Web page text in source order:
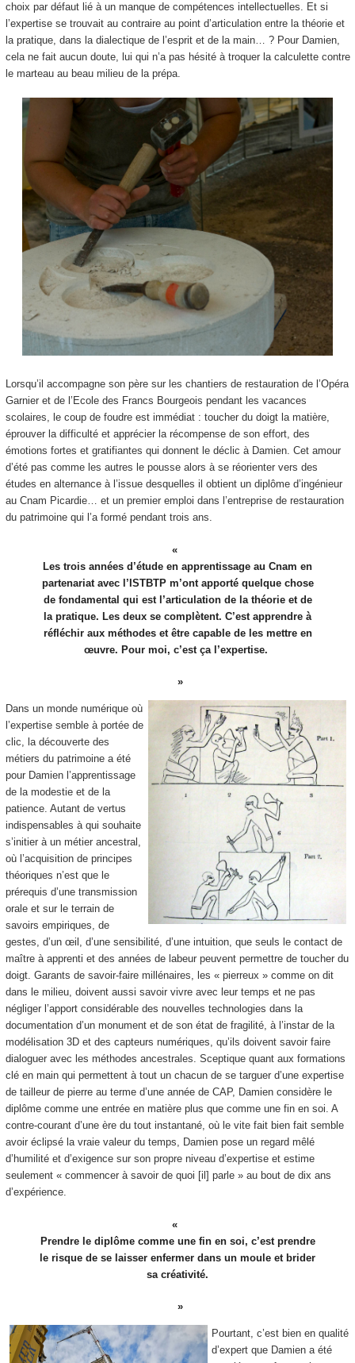
choix par défaut lié à un manque de compétences intellectuelles. Et si
l’expertise se trouvait au contraire au point d’articulation entre la théorie et
la pratique, dans la dialectique de l’esprit et de la main… ? Pour Damien,
cela ne fait aucun doute, lui qui n’a pas hésité à troquer la calculette contre
le marteau au beau milieu de la prépa.
Lorsqu’il accompagne son père sur les chantiers de restauration de l’Opéra
Garnier et de l’Ecole des Francs Bourgeois pendant les vacances
scolaires, le coup de foudre est immédiat : toucher du doigt la matière,
éprouver la difficulté et apprécier la récompense de son effort, des
émotions fortes et gratifiantes qui donnent le déclic à Damien. Cet amour
d’été pas comme les autres le pousse alors à se réorienter vers des
études en alternance à l’issue desquelles il obtient un diplôme d’ingénieur
au Cnam Picardie… et un premier emploi dans l’entreprise de restauration
du patrimoine qui l’a formé pendant trois ans.
Les trois années d’étude en apprentissage au Cnam en
partenariat avec l’ISTBTPm’ont apporté quelque chose
de fondamental qui est l’articulation de la théorie et de
la pratique. Les deux se complètent. C’est apprendre à
réfléchir aux méthodes et être capable de les mettre en
œuvre. Pour moi, c’est ça l’expertise.
Dans un monde numérique où
l’expertise semble à portée de
clic, la découverte des
métiers du patrimoine a été
pour Damien l’apprentissage
de la modestie et de la
patience. Autant de vertus
indispensables à qui souhaite
s’initier à un métier ancestral,
où l’acquisition de principes
théoriques n’est que le
prérequis d’une transmission
orale et sur le terrain de
savoirs empiriques, de
gestes, d’un œil, d’une sensibilité, d’une intuition, que seuls le contact de
maître à apprenti et des années de labeur peuvent permettre de toucher du
doigt. Garants de savoir-faire millénaires, les « pierreux » comme on dit
dans le milieu, doivent aussi savoir vivre avec leur temps et ne pas
négliger l’apport considérable des nouvelles technologies dans la
documentation d’un monument et de son état de fragilité, à l’instar de la
modélisation 3D et des capteurs numériques, qu’ils doivent savoir faire
dialoguer avec les méthodes ancestrales. Sceptique quant aux formations
clé en main qui permettent à tout un chacun de se targuer d’une expertise
de tailleur de pierre au terme d’une année de CAP, Damien considère le
diplôme comme une entrée en matière plus que comme une fin en soi. A
contre-courant d’une ère du tout instantané, où le vite fait bien fait semble
avoir éclipsé la vraie valeur du temps, Damien pose un regard mêlé
d’humilité et d’exigence sur son propre niveau d’expertise et estime
seulement « commencer à savoir de quoi [il] parle » au bout de dix ans
d’expérience.
Prendre le diplôme comme une fin en soi, c’est prendre
le risque de se laisser enfermer dans un moule et brider
sa créativité.
Pourtant, c’est bien en qualité
d’expert que Damien a été